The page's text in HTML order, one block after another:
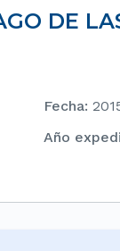
DE
Fecha:
Año